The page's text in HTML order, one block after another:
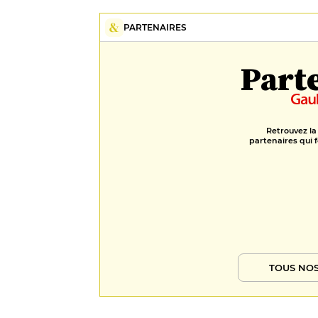
PARTENAIRES
Retrouvez
partenaires qui
TOUS